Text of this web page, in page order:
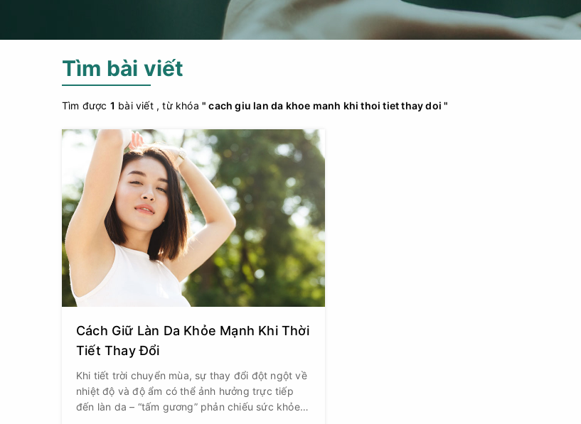
Tìm bài viết
Tìm được 1 bài viết , từ khóa" cach giu lan da khoe manh khi thoi tiet thay doi "
Cách Giữ Làn Da Khỏe Mạnh Khi Thời
Tiết Thay Đổi
Khi tiết trời chuyển mùa, sự thay đổi đột ngột về
nhiệt độ và độ ẩm có thể ảnh hưởng trực tiếp
đến làn da – “tấm gương” phản chiếu sức khỏe